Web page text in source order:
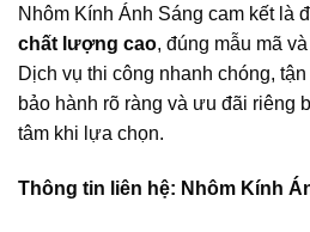
Nhôm Kính Ánh Sáng cam kết là
chất lượng cao, đúng mẫu mã
Dịch vụ thi công nhanh chóng,
bảo hành rõ ràng và ưu đãi riêng
tâm khi lựa chọn.
Thông tin liên hệ: Nhôm Kính